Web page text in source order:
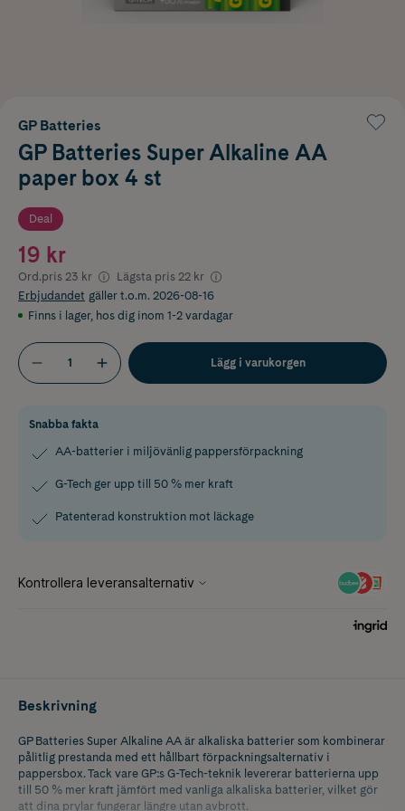
GP Batteries
GP Batteries Super Alkaline AA
paper box 4 st
Deal
19 kr
Ord.pris 23 kr Lägsta pris 22 kr
Erbjudandet gäller t.o.m. 2026-08-16
Finns i lager, hos dig inom 1-2 vardagar
Lägg i varukorgen
Snabba fakta
AA-batterier i miljövänlig pappersförpackning
G-Tech ger upp till 50 % mer kraft
Patenterad konstruktion mot läckage
Beskrivning
GP Batteries Super Alkaline AA är alkaliska batterier som kombinerar
pålitlig prestanda med ett hållbart förpackningsalternativ i
pappersbox. Tack vare GP:s G-Tech-teknik levererar batterierna upp
till 50 % mer kraft jämfört med vanliga alkaliska batterier, vilket gör
att dina prylar fungerar längre utan avbrott.